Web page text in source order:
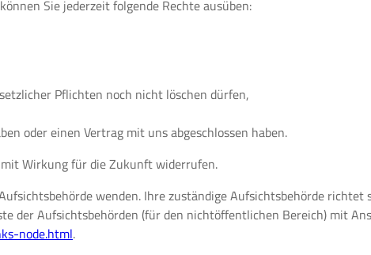
Sie jederzeit folgende Rechte ausüben:
Pflichten noch nicht löschen dürfen,
oder einen Vertrag mit uns abgeschlossen haben.
Wirkung für die Zukunft widerrufen.
wenden. Ihre zuständige Aufsichtsbehörde richtet
der Aufsichtsbehörden (für den nichtöffentlichen Bereich) mit
node.html.